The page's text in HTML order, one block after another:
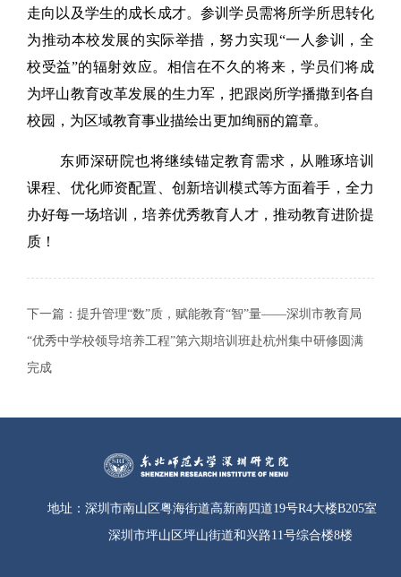
走向以及学生的成长成才。参训学员需将所学所思转化
为推动本校发展的实际举措，努力实现“一人参训，全
校受益”的辐射效应。相信在不久的将来，学员们将成
为坪山教育改革发展的生力军，把跟岗所学播撒到各自
校园，为区域教育事业描绘出更加绚丽的篇章。
东师深研院也将继续锚定教育需求，从雕琢培训
课程、优化师资配置、创新培训模式等方面着手，全力
办好每一场培训，培养优秀教育人才，推动教育进阶提
质！
下一篇： 提升管理“数”质，赋能教育“智”量——深圳市教育局
“优秀中学校领导培养工程”第六期培训班赴杭州集中研修圆满
完成
地址： 深圳市南山区粤海街道高新南四道19号R4大楼B205室
深圳市坪山区坪山街道和兴路11号综合楼8楼